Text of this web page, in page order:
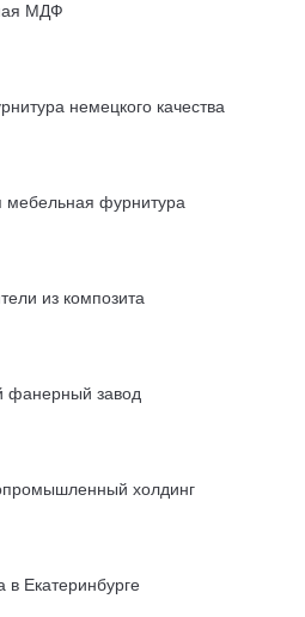
МДФ
немецкого качества
мебельная фурнитура
из композита
фанерный завод
холдинг
в Екатеринбурге